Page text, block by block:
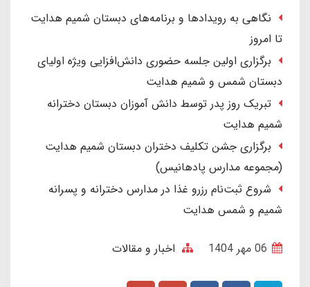
نگاهی به رویدادها و برنامه‌های دبستان شمیم هدایت
تا امروز
برگزاری اولین جلسه حضوری دانش‌افزایی ویژه اولیای
دبستان شمس و شمیم هدایت
تبریک روز پدر توسط دانش آموزان دبستان دخترانه
شمیم هدایت
برگزاری جشن تکلیف دختران دبستان شمیم هدایت
(مجموعه مدارس پادهانیس)
شروع ثبت‌نام رزرو غذا در مدارس دخترانه و پسرانه
شمیم و شمس هدایت
اخبار و مقالات